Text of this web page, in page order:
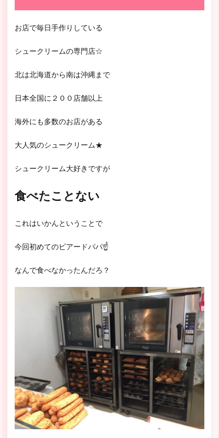
お店で毎日手作りしている
シュークリームの専門店☆
北は北海道から南は沖縄まで
日本全国に２００店舗以上
海外にも多数のお店がある
大人気のシュークリーム★
シュークリーム大好きですが
食べたことない
これはいかんということで
今回初めてのビアードパパ☝
なんで食べなかったんだろ？